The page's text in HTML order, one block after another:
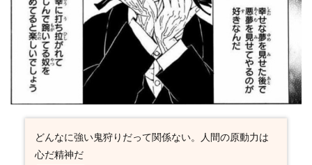
どんなに強い鬼狩りだって関係ない。人間の原動力は
心だ精神だ